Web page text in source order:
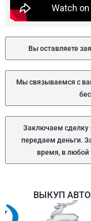
Вы оставляете
Мы связываемся с
Заключаем сделку
передаем деньги.
время, в любой
ВЫКУП